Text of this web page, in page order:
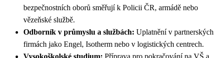
bezpečnostních oborů směřují k Policii ČR, armádě nebo
vězeňské službě.
Odborník v průmyslu a službách: Uplatnění v partnerských
firmách jako Engel, Isotherm nebo v logistických centrech.
Vysokoškolské studium: Příprava pro pokračování na VŠ a